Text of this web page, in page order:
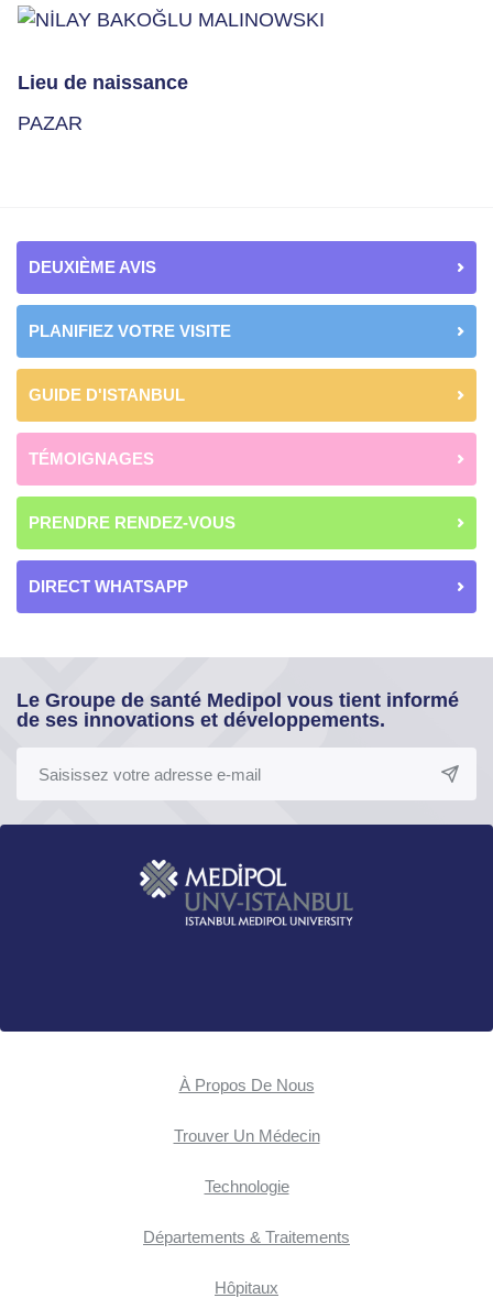
Lieu de naissance
PAZAR
DEUXIÈME AVIS
PLANIFIEZ VOTRE VISITE
GUIDE D'ISTANBUL
TÉMOIGNAGES
PRENDRE RENDEZ-VOUS
DIRECT WHATSAPP
Le Groupe de santé Medipol vous tient informé
de ses innovations et développements.
À Propos De Nous
Trouver Un Médecin
Technologie
Départements & Traitements
Hôpitaux